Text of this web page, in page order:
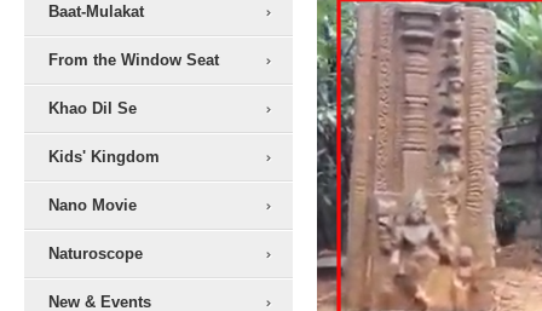
Baat-Mulakat
From the Window Seat
Khao Dil Se
Kids' Kingdom
Nano Movie
Naturoscope
New & Events